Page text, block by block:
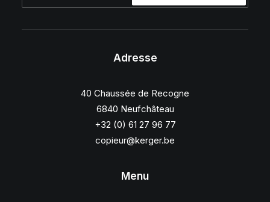
Adresse
40 Chaussée de Recogne
6840 Neufchâteau
+32 (0) 61 27 96 77
copieur@kerger.be
Menu